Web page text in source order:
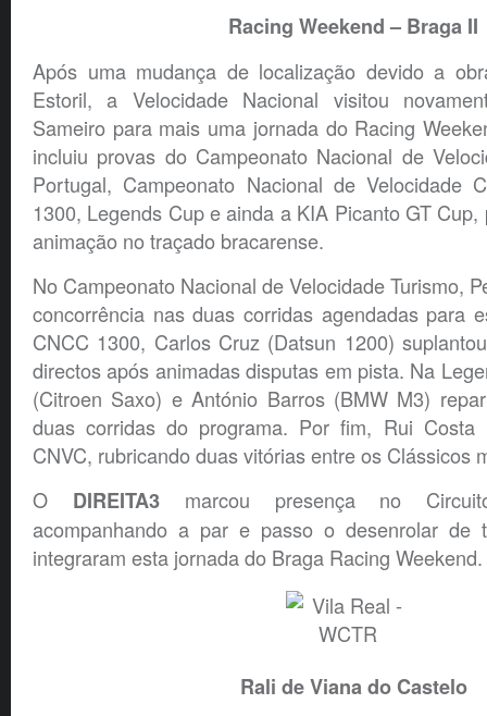
Racing Weekend – Braga II
Após uma mudança de localização devido a
Estoril, a Velocidade Nacional visitou
Sameiro para mais uma jornada do Racing
incluiu provas do Campeonato Nacional de
Portugal, Campeonato Nacional de Velocidade
1300, Legends Cup e ainda a KIA Picanto GT
animação no traçado bracarense.
No Campeonato Nacional de Velocidade Turismo,
concorrência nas duas corridas agendadas para
CNCC 1300, Carlos Cruz (Datsun 1200)
directos após animadas disputas em pista. Na
(Citroen Saxo) e António Barros (BMW M3)
duas corridas do programa. Por fim, Rui
CNVC, rubricando duas vitórias entre os Clássicos
O DIREITA3 marcou presença no
acompanhando a par e passo o desenrolar de
integraram esta jornada do Braga Racing Weekend.
Rali de Viana do Castelo